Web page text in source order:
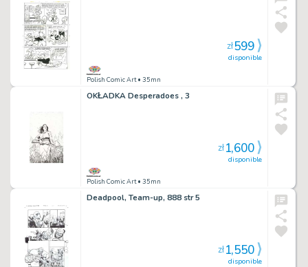
Polish Comic Art• 35mn
disponible
zł599
OKŁADKA Desperadoes , 3
Polish Comic Art• 35mn
disponible
zł1,600
Deadpool, Team-up, 888 str 5
disponible
zł1,550